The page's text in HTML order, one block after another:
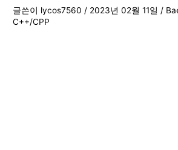
글쓴이 lycos7560/ 2023년 02월 11일/
C++/CPP